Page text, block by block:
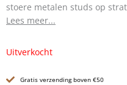
stoere metalen studs op
Lees meer...
Uitverkocht
Gratis verzending boven €50